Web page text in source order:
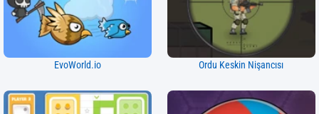
EvoWorld.io Ordu Keskin Nişancısı